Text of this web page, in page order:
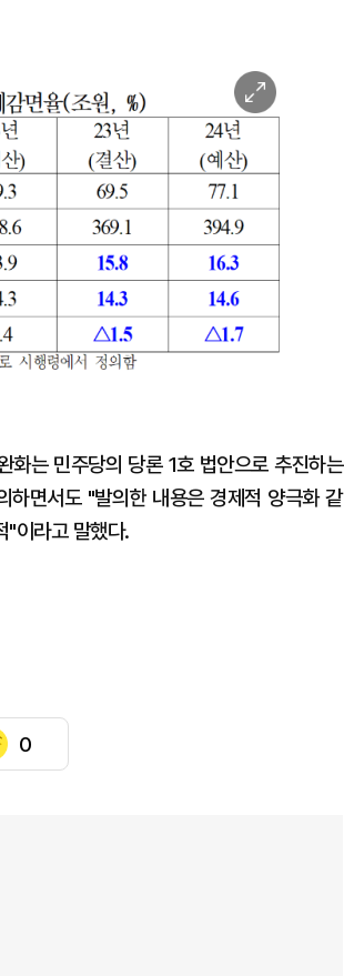
이
미
지
확
대
는 민주당의 당론 1호 법안으로 추진하는
하면서도 "발의한 내용은 경제적 양극화 같
"이라고 말했다.
0